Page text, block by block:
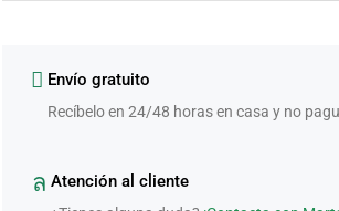
Envío gratuito
Recíbelo en 24/48 horas en casa y no
Atención al cliente